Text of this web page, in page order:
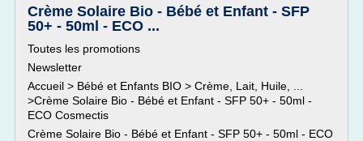
Crème Solaire Bio - Bébé et Enfant - SFP
50+ - 50ml - ECO ...
Toutes les promotions
Newsletter
Accueil > Bébé et Enfants BIO > Crème, Lait, Huile, ...
>Crème Solaire Bio - Bébé et Enfant - SFP 50+ - 50ml -
ECO Cosmectis
Crème Solaire Bio - Bébé et Enfant - SFP 50+ - 50ml - ECO